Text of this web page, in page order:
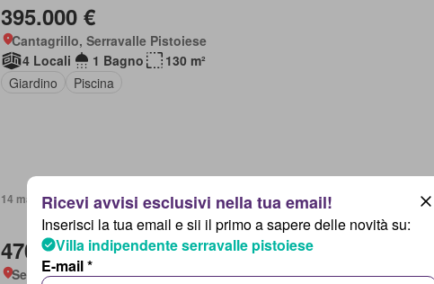
395.000 €
Cantagrillo, Serravalle Pistoiese
4 Locali
1 Bagno
130 m²
Giardino
Piscina
14 mag 2025 in Pcase - PRV Agliana Sas di Bondi Patrizio & C.
470.000 €
Serravalle Pistoiese, Toscana
Inserisci la tua email e sii il primo a sapere delle novità su:
Villa indipendente serravalle pistoiese
E-mail *